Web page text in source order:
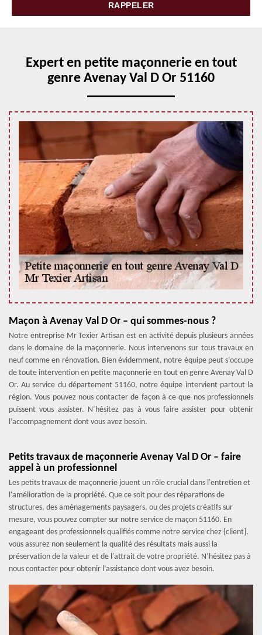
Expert en petite maçonnerie en tout
genre Avenay Val D Or 51160
Maçon à Avenay Val D Or – qui sommes-nous ?
Notre entreprise Mr Texier Artisan est en activité depuis plusieurs années
dans le domaine de la maçonnerie. Nous intervenons sur tous travaux en
neuf comme en rénovation. Bien évidemment, notre équipe peut s’occupe
de toute intervention en petite maçonnerie en tout en genre Avenay Val D
Or. Au service du département 51160, notre équipe intervient partout la
région. Vous pouvez nous contacter de façon à ce que nos professionnels
puissent vous assister. N’hésitez pas à vous faire assister pour obtenir
l’accompagnement dont vous avez besoin.
Petits travaux de maçonnerie Avenay Val D Or – faire
appel à un professionnel
Les petits travaux de maçonnerie jouent un rôle crucial dans l'entretien et
l'amélioration de la propriété. Que ce soit pour des réparations de
structures, des aménagements paysagers, ou des projets créatifs sur
mesure, vous pouvez compter sur notre service de maçon 51160. En
engageant des professionnels qualifiés comme notre service chez {client],
vous assurez non seulement la qualité des résultats mais aussi la
préservation de la valeur et de l'attrait de votre propriété. N’hésitez pas à
nous contacter pour obtenir l’assistance dont vous avez besoin.